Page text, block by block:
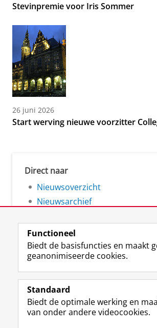
Stevinpremie voor Iris Sommer
26 juni 2026
Start werving nieuwe voorzitter
Direct naar
Nieuwsoverzicht
Nieuwsarchief
Volg de RUG
F
a
e
b
L
i
k
e
R
S
-
f
Studiekiezers
Functioneel
Biedt de basisfuncties en maakt
geanonimiseerde cookies.
Standaard
Biedt de optimale werking en
van onder andere videocookies.